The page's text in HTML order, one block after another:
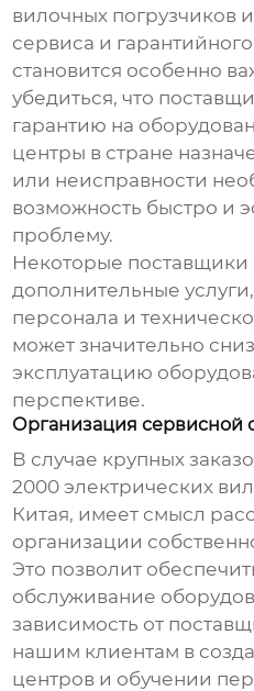
вилочных погрузчиков
сервиса и
становится особенно
убедиться, что
гарантию на
центры в стране
или неисправности
возможность быстро и
проблему.
Некоторые поставщики
дополнительные
персонала и
может значительно
эксплуатацию
перспективе.
Организация сервисной
В случае крупных
2000 электрических
Китая, имеет смысл
организации
Это позволит
обслуживание
зависимость от
нашим клиентам в
центров и обучении